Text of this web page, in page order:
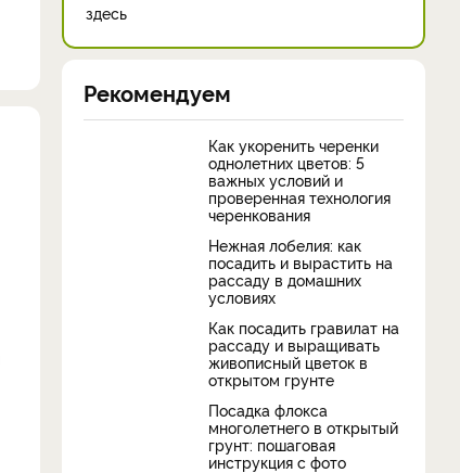
здесь
Рекомендуем
Как укоренить черенки
однолетних цветов: 5
важных условий и
проверенная технология
черенкования
Нежная лобелия: как
посадить и вырастить на
рассаду в домашних
условиях
Как посадить гравилат на
рассаду и выращивать
живописный цветок в
открытом грунте
Посадка флокса
многолетнего в открытый
грунт: пошаговая
инструкция с фото